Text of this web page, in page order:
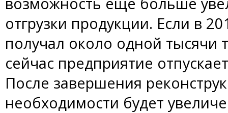
отгрузки продукции. Если в
получал около одной тысячи
сейчас предприятие
После завершения
необходимости будет